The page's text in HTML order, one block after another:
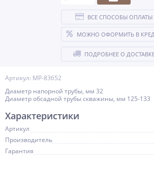
Артикул: MP-83652
Диаметр напорной трубы, мм 32
Диаметр обсадной трубы скважины, мм 125-133
ВСЕ СПОСОБЫ ОПЛАТЫ
МОЖНО ОФОРМИТЬ В
ПОДРОБНЕЕ О
Характеристики
Артикул
Производитель
Гарантия